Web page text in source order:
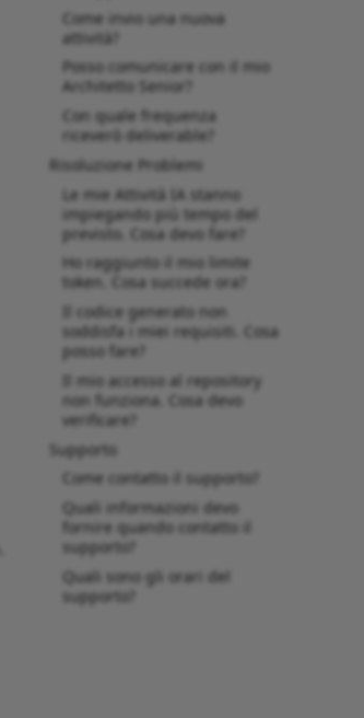
Come invio una nuova
attività?
Posso comunicare con il mio
Architetto Senior?
Con quale frequenza
riceverò deliverable?
Risoluzione Problemi
Le mie Attività IA stanno
impiegando più tempo del
previsto. Cosa devo fare?
Ho raggiunto il mio limite
token. Cosa succede ora?
Il codice generato non
soddisfa i miei requisiti. Cosa
posso fare?
Il mio accesso al repository
non funziona. Cosa devo
verificare?
Supporto
Come contatto il supporto?
Quali informazioni devo
fornire quando contatto il
supporto?
Quali sono gli orari del
supporto?